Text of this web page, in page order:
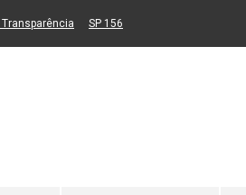
Ir para busca Ir para rodapé
novo sítio)
Transparência (Link para um novo sítio)
SP 156